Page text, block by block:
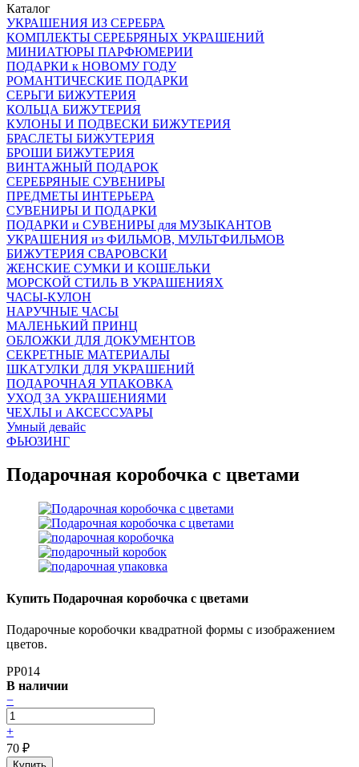
Каталог
УКРАШЕНИЯ ИЗ СЕРЕБРА
КОМПЛЕКТЫ СЕРЕБРЯНЫХ УКРАШЕНИЙ
МИНИАТЮРЫ ПАРФЮМЕРИИ
ПОДАРКИ к НОВОМУ ГОДУ
РОМАНТИЧЕСКИЕ ПОДАРКИ
СЕРЬГИ БИЖУТЕРИЯ
КОЛЬЦА БИЖУТЕРИЯ
КУЛОНЫ И ПОДВЕСКИ БИЖУТЕРИЯ
БРАСЛЕТЫ БИЖУТЕРИЯ
БРОШИ БИЖУТЕРИЯ
ВИНТАЖНЫЙ ПОДАРОК
СЕРЕБРЯНЫЕ СУВЕНИРЫ
ПРЕДМЕТЫ ИНТЕРЬЕРА
СУВЕНИРЫ И ПОДАРКИ
ПОДАРКИ и СУВЕНИРЫ для МУЗЫКАНТОВ
УКРАШЕНИЯ из ФИЛЬМОВ, МУЛЬТФИЛЬМОВ
БИЖУТЕРИЯ СВАРОВСКИ
ЖЕНСКИЕ СУМКИ И КОШЕЛЬКИ
МОРСКОЙ СТИЛЬ В УКРАШЕНИЯХ
ЧАСЫ-КУЛОН
НАРУЧНЫЕ ЧАСЫ
МАЛЕНЬКИЙ ПРИНЦ
ОБЛОЖКИ ДЛЯ ДОКУМЕНТОВ
СЕКРЕТНЫЕ МАТЕРИАЛЫ
ШКАТУЛКИ ДЛЯ УКРАШЕНИЙ
ПОДАРОЧНАЯ УПАКОВКА
УХОД ЗА УКРАШЕНИЯМИ
ЧEХЛЫ и АКСЕССУАРЫ
Умный девайс
ФЬЮЗИНГ
Подарочная коробочка с цветами
Купить Подарочная коробочка с цветами
Подарочные коробочки квадратной формы с изображением
цветов.
PP014
В наличии
−
+
70 ₽